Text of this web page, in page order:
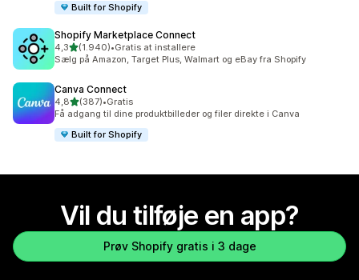
Built for Shopify
Shopify Marketplace Connect
4,3ud af 5 stjerner
(1.940)
1940 anmeldelser i alt
•Gratis at installere
Sælg på Amazon, Target Plus, Walmart og eBay fra Shopify
Canva Connect
4,8ud af 5 stjerner
(387)
387 anmeldelser i alt
•Gratis
Få adgang til dine produktbilleder og filer direkte i Canva
Built for Shopify
Vil du tilføje en app?
Prøv Shopify gratis i 3 dage